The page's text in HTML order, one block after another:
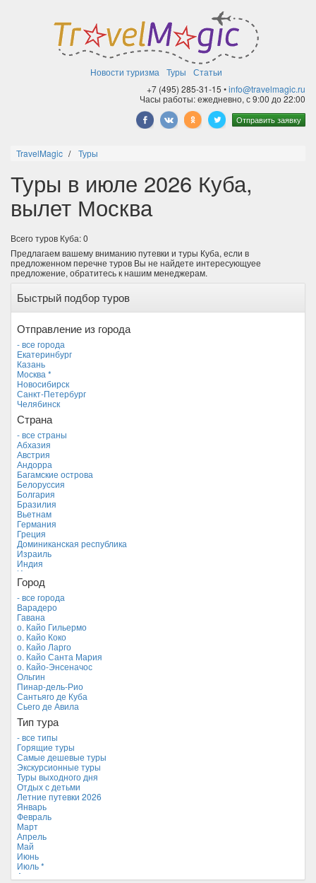
Новости туризма Туры
Статьи
+7 (495) 285-31-15 •info@travelmagic.ru
Часы работы: ежедневно, с 9:00 до 22:00
Отправить заявку
TravelMagic Туры
Туры в июле 2026 Куба,
вылет Москва
Всего туров Куба: 0
Предлагаем вашему вниманию путевки и туры Куба, если в
предложенном перечне туров Вы не найдете интересующуее
предложение, обратитесь к нашим менеджерам.
Быстрый подбор туров
Отправление из города
- все города
Екатеринбург
Казань
Москва *
Новосибирск
Санкт-Петербург
Челябинск
Страна
- все страны
Абхазия
Австрия
Андорра
Багамские острова
Белоруссия
Болгария
Бразилия
Вьетнам
Германия
Греция
Доминиканская республика
Израиль
Индия
Индонезия
Иордания
Италия
Камбоджа
Кипр
Куба *
Мальдивские острова
Мальта
Новая Зеландия
Объединенные Арабские Эмираты
Перу
Россия
Таиланд
Тунис
Турция
Финляндия
Франция
Хорватия
Черногория
Чехия
Город
- все города
Варадеро
Гавана
о. Кайо Гильермо
о. Кайо Коко
о. Кайо Ларго
о. Кайо Санта Мария
о. Кайо-Энсеначос
Ольгин
Пинар-дель-Рио
Сантьяго де Куба
Сьего де Авила
Тип тура
- все типы
Горящие туры
Самые дешевые туры
Экскурсионные туры
Туры выходного дня
Отдых с детьми
Летние путевки 2026
Январь
Февраль
Март
Апрель
Май
Июнь
Июль *
Август